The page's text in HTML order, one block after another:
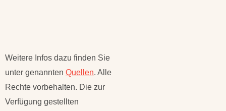
Weitere Infos dazu finden Sie
unter genannten Quellen. Alle
Rechte vorbehalten. Die zur
Verfügung gestellten